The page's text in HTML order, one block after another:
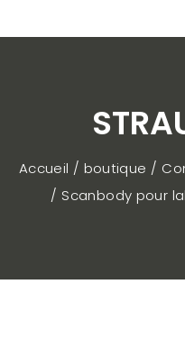
Accueil / boutique
Scanbody pour